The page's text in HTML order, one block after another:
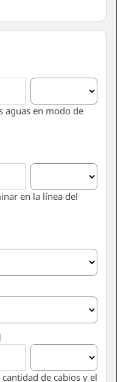
aguas en modo de
en la línea del
de cabios y el